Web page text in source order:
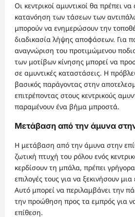
Οι κεντρικοί αμυντικοί θα πρέπει
κατανόηση των τάσεων των
μπορούν να ενημερώσουν την
διαδικασία λήψης αποφάσεων. Για
αναγνώριση του προτιμώμενου
των μοτίβων κίνησης μπορεί να
σε αμυντικές καταστάσεις. Η
βασικός παράγοντας στην
επιτρέποντας στους κεντρικούς
παραμένουν ένα βήμα μπροστά.
Μετάβαση από την άμυνα
Η μετάβαση από την άμυνα στην
ζωτική πτυχή του ρόλου ενός
κερδίσουν τη μπάλα, πρέπει
επιλογές τους για να ξεκινήσουν μια
Αυτό μπορεί να περιλαμβάνει την
την προώθηση προς τα εμπρός για
επίθεση.